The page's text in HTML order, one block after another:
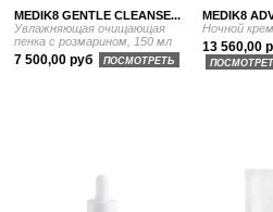
MEDIK8 GENTLE CLEANSE...
Увлажняющая очищающая
пенка с розмарином, 150 мл
7 500,00 руб ПОСМОТРЕТЬ
MEDIK8
Ночной
13 560,00